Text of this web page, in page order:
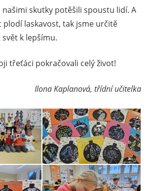
našimi skutky potěšili spoustu lidí. A
plodí laskavost, tak jsme určitě
k lepšímu.
třeťáci pokračovali celý život!
Ilona Kaplanová, třídní učitelka